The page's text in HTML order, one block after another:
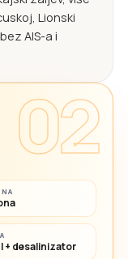
Lionski
AIS-a i
02
+ desalinizator